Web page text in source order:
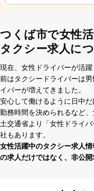
つくば市で女性
タクシー求人に
現在、⼥性ドライバーが活
前はタクシードライバーは
イバーが増えてきました。
安⼼して働けるように⽇中
勤務時間を決められるなど
⼟交通省より「⼥性ドライ
社もあります。
⼥性活躍中のタクシー求⼈
の求⼈だけではなく、⾮公